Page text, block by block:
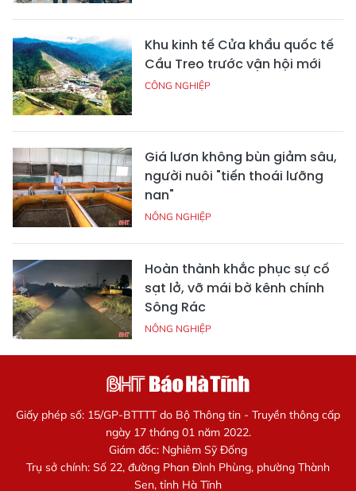
Khu kinh tế Cửa khẩu quốc tế
Cầu Treo trước vận hội mới
CÔNG NGHIỆP
Giá lươn không bùn giảm sâu,
người nuôi "tiến thoái lưỡng
nan"
NÔNG NGHIỆP
Hoàn thành khắc phục sự cố
sạt lở, vỡ mái bờ kênh chính
Sông Rác
NÔNG NGHIỆP
Giấy phép số: 15/GP-BTTTT do Bộ Thông tin - Truyền thông cấp
ngày 17 tháng 01 năm 2022.
Giám đốc: Nghiêm Sỹ Đống
Trụ sở chính: Số 22, đường Phan Đình Phùng, phường Thành
Sen, tỉnh Hà Tĩnh